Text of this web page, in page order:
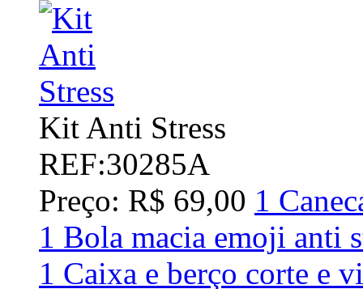
Kit Anti Stress
REF:30285A
Preço: R$ 69,00 1
1 Bola macia emoji anti
1 Caixa e berço corte e